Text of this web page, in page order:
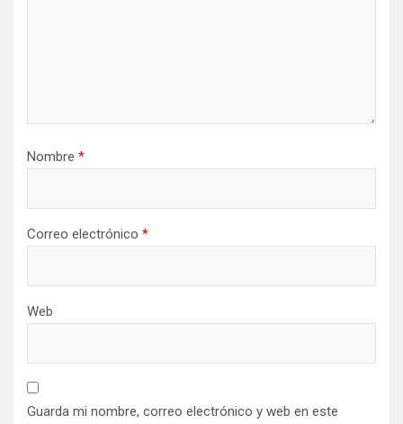
Nombre *
Correo electrónico *
Web
Guarda mi nombre, correo electrónico y web en este